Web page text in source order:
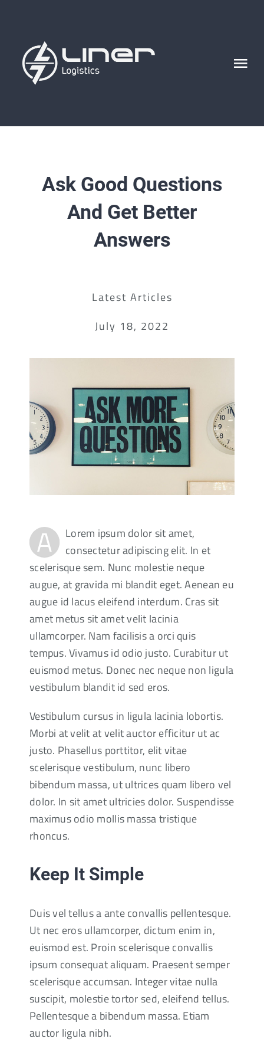
content
NETWORK
Ask Good Questions
And Get Better
Answers
Latest Articles
July 18, 2022
A
Lorem ipsum dolor sit amet,
consectetur adipiscing elit. In et
scelerisque sem. Nunc molestie neque
augue, at gravida mi blandit eget. Aenean eu
augue id lacus eleifend interdum. Cras sit
amet metus sit amet velit lacinia
ullamcorper. Nam facilisis a orci quis
tempus. Vivamus id odio justo. Curabitur ut
euismod metus. Donec nec neque non ligula
vestibulum blandit id sed eros.
Vestibulum cursus in ligula lacinia lobortis.
Morbi at velit at velit auctor efficitur ut ac
justo. Phasellus porttitor, elit vitae
scelerisque vestibulum, nunc libero
bibendum massa, ut ultrices quam libero vel
dolor. In sit amet ultricies dolor. Suspendisse
maximus odio mollis massa tristique
rhoncus.
Keep It Simple
Duis vel tellus a ante convallis pellentesque.
Ut nec eros ullamcorper, dictum enim in,
euismod est. Proin scelerisque convallis
ipsum consequat aliquam. Praesent semper
scelerisque accumsan. Integer vitae nulla
suscipit, molestie tortor sed, eleifend tellus.
Pellentesque a bibendum massa. Etiam
auctor ligula nibh.